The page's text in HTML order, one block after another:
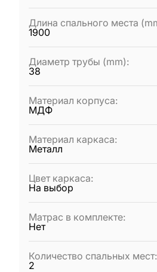
Длина спального места
1900
Диаметр трубы (mm):
38
Материал корпуса:
МДФ
Материал каркаса:
Металл
Цвет каркаса:
На выбор
Матрас в комплекте:
Нет
Количество спальных мест:
2